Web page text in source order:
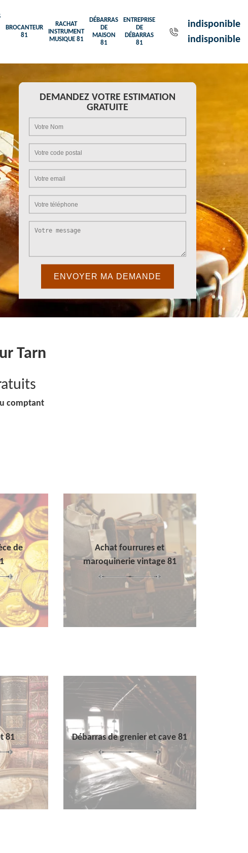
BROCANTEUR
81
RACHAT
INSTRUMENT
MUSIQUE 81
DÉBARRAS
DE
MAISON
81
ENTREPRISE
DE
DÉBARRAS
81
indisponible
indisponible
DEMANDEZ VOTRE ESTIMATION
GRATUITE
Tarn
comptant
de
Achat fourrures et
maroquinerie vintage 81
81 Débarras de grenier et cave 81